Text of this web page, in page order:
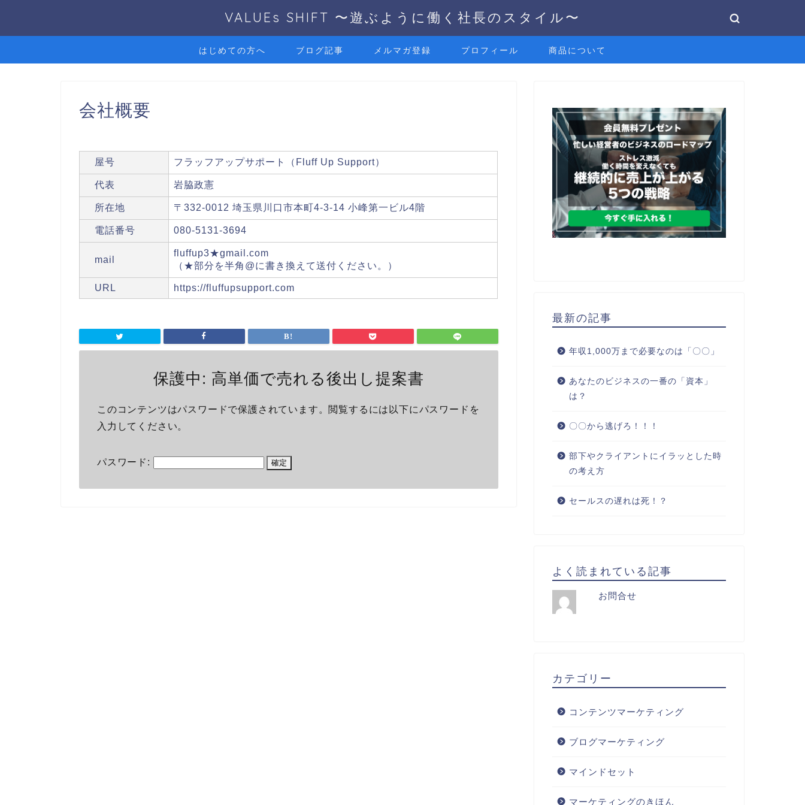
VALUEs SHIFT 〜遊ぶように働く社長のスタイル〜
はじめての方へ ブログ記事 メルマガ登録 プロフィール 商品について
会社概要
屋号 フラッフアップサポート（Fluff Up Support）
代表 岩脇政憲
所在地 〒332-0012 埼玉県川口市本町4-3-14 小峰第一ビル4階
電話番号 080-5131-3694
mail
fluffup3★gmail.com
（★部分を半角@に書き換えて送付ください。）
URL https://fluffupsupport.com
保護中: 高単価で売れる後出し提案書
このコンテンツはパスワードで保護されています。閲覧するには以下にパスワードを
入力してください。
パスワード:
最新の記事
年収1,000万まで必要なのは「〇〇」
あなたのビジネスの一番の「資本」
は？
〇〇から逃げろ！！！
部下やクライアントにイラッとした時
の考え方
セールスの遅れは死！？
よく読まれている記事
お問合せ
カテゴリー
コンテンツマーケティング
ブログマーケティング
マインドセット
マーケティングのきほん